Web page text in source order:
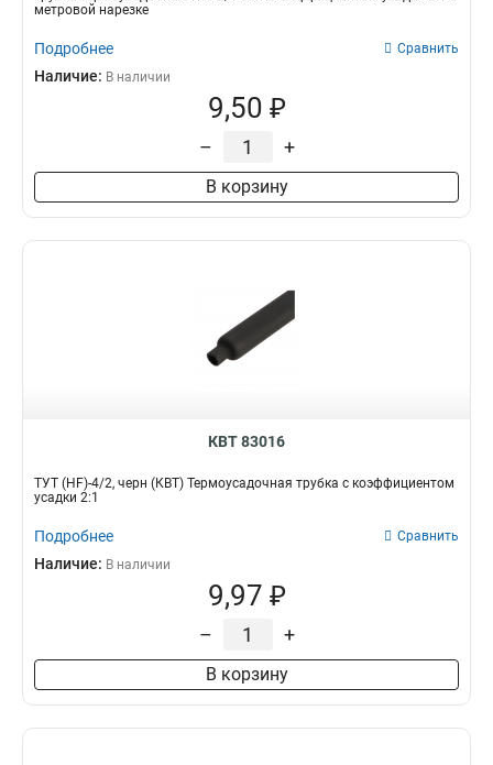
метровой нарезке
Подробнее Сравнить
Наличие: В наличии
9,50 ₽
– +
В корзину
КВТ 83016
ТУТ (HF)-4/2, черн (КВТ) Термоусадочная трубка с коэффициентом
усадки 2:1
Подробнее Сравнить
Наличие: В наличии
9,97 ₽
– +
В корзину